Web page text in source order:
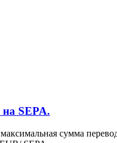
SEPA.
сумма